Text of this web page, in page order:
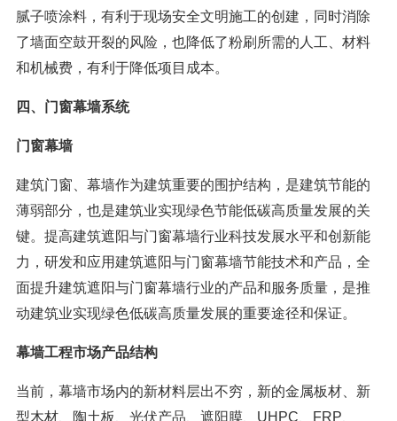
腻子喷涂料，有利于现场安全文明施工的创建，同时消除
了墙面空鼓开裂的风险，也降低了粉刷所需的人工、材料
和机械费，有利于降低项目成本。
四、门窗幕墙系统
门窗幕墙
建筑门窗、幕墙作为建筑重要的围护结构，是建筑节能的
薄弱部分，也是建筑业实现绿色节能低碳高质量发展的关
键。提高建筑遮阳与门窗幕墙行业科技发展水平和创新能
力，研发和应用建筑遮阳与门窗幕墙节能技术和产品，全
面提升建筑遮阳与门窗幕墙行业的产品和服务质量，是推
动建筑业实现绿色低碳高质量发展的重要途径和保证。
幕墙工程市场产品结构
当前，幕墙市场内的新材料层出不穷，新的金属板材、新
型木材、陶土板、光伏产品、遮阳膜、UHPC、FRP、